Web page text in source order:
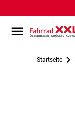
Startseite